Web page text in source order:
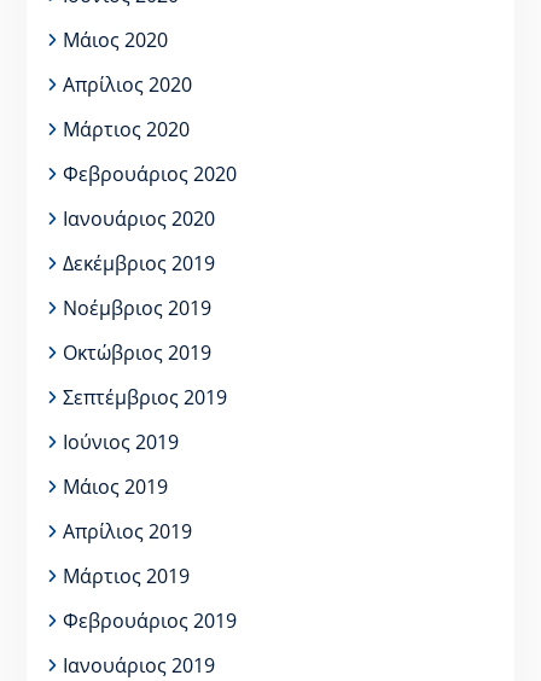
Μάιος 2020
Απρίλιος 2020
Μάρτιος 2020
Φεβρουάριος 2020
Ιανουάριος 2020
Δεκέμβριος 2019
Νοέμβριος 2019
Οκτώβριος 2019
Σεπτέμβριος 2019
Ιούνιος 2019
Μάιος 2019
Απρίλιος 2019
Μάρτιος 2019
Φεβρουάριος 2019
Ιανουάριος 2019